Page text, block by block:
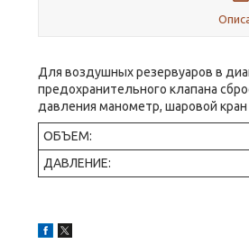
Для воздушных резервуаров в
предохранительного клапана
давления манометр, шаровой
ОБЪЕМ:
ДАВЛЕНИЕ: